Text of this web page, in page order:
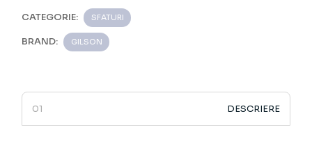
CATEGORIE: SFATURI
BRAND: GILSON
DESCRIERE